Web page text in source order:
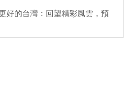
好的台灣：回望精彩風雲，預